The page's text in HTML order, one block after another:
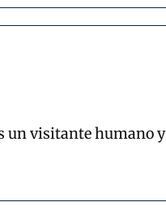
un visitante humano y